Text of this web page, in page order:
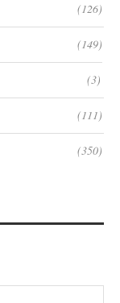
(126)
(149)
(3)
(111)
(350)